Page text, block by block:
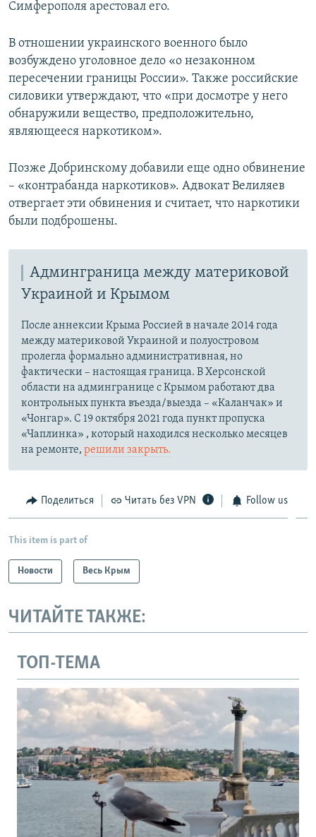
Симферополя арестовал его.
В отношении украинского военного было
возбуждено уголовное дело «о незаконном
пересечении границы России». Также российские
силовики утверждают, что «при досмотре у него
обнаружили вещество, предположительно,
являющееся наркотиком».
Позже Добринскому добавили еще одно обвинение
– «контрабанда наркотиков». Адвокат Велиляев
отвергает эти обвинения и считает, что наркотики
были подброшены.
Админграница между материковой
Украиной и Крымом
После аннексии Крыма Россией в начале 2014 года
между материковой Украиной и полуостровом
пролегла формально административная, но
фактически – настоящая граница. В Херсонской
области на админгранице с Крымом работают два
контрольных пункта въезда/выезда – «Каланчак» и
«Чонгар». С 19 октября 2021 года пункт пропуска
«Чаплинка» , который находился несколько месяцев
на ремонте, решили закрыть.
Поделиться Читать без VPN Follow us
This item is part of
Новости Весь Крым
ЧИТАЙТЕ ТАКЖЕ:
ТОП-ТЕМА